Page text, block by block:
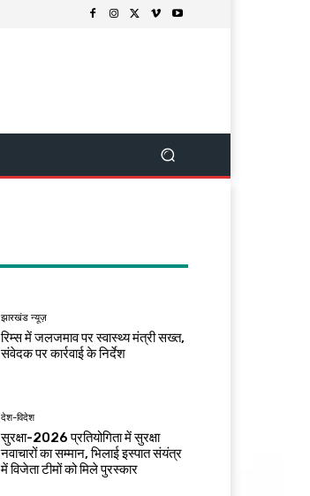
झारखंड न्यूज़
रिम्स में जलजमाव पर स्वास्थ्य मंत्री सख्त,
संवेदक पर कार्रवाई के निर्देश
देश-विदेश
सुरक्षा-2026 प्रतियोगिता में सुरक्षा
नवाचारों का सम्मान, भिलाई इस्पात संयंत्र
में विजेता टीमों को मिले पुरस्कार